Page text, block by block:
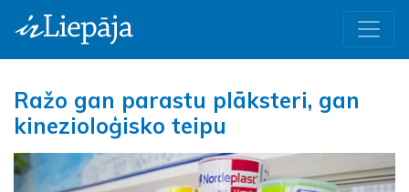
Ražo gan parastu plāksteri, gan
kinezioloģisko teipu